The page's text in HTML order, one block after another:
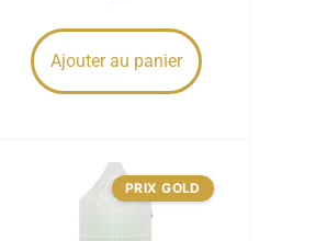
Ajouter au panier
PRIX GOLD